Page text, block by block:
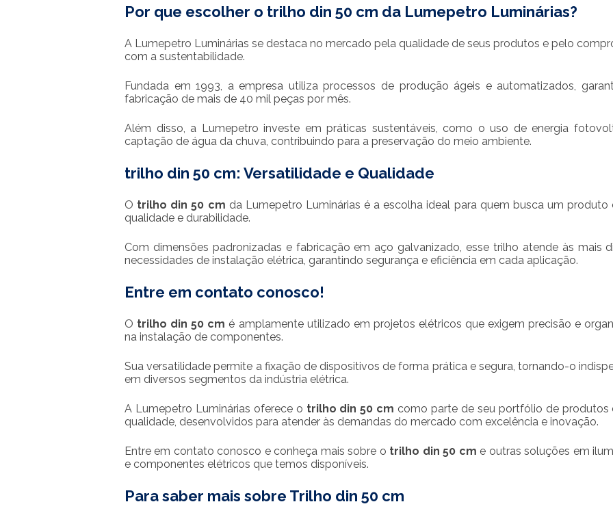
Por que escolher o trilho din 50 cm da Lumepetro Luminárias?
A Lumepetro Luminárias se destaca no mercado pela qualidade de seus produtos e pelo
com a sustentabilidade.
Fundada em 1993, a empresa utiliza processos de produção ágeis e automatizados,
fabricação de mais de 40 mil peças por mês.
Além disso, a Lumepetro investe em práticas sustentáveis, como o uso de energia
captação de água da chuva, contribuindo para a preservação do meio ambiente.
trilho din 50 cm: Versatilidade e Qualidade
O trilho din 50 cm da Lumepetro Luminárias é a escolha ideal para quem busca um produto
qualidade e durabilidade.
Com dimensões padronizadas e fabricação em aço galvanizado, esse trilho atende às mais
necessidades de instalação elétrica, garantindo segurança e eficiência em cada aplicação.
Entre em contato conosco!
O trilho din 50 cm é amplamente utilizado em projetos elétricos que exigem precisão e
na instalação de componentes.
Sua versatilidade permite a fixação de dispositivos de forma prática e segura, tornando-o
em diversos segmentos da indústria elétrica.
A Lumepetro Luminárias oferece o trilho din 50 cm como parte de seu portfólio de produtos
qualidade, desenvolvidos para atender às demandas do mercado com excelência e inovação.
Entre em contato conosco e conheça mais sobre o trilho din 50 cm e outras soluções em
e componentes elétricos que temos disponíveis.
Para saber mais sobre Trilho din 50 cm